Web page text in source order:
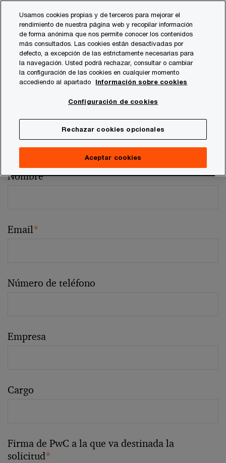
content
footer
Comentarios y sugerencias
Por favor, facilítenos los siguientes datos
Los campos marcados con un asterisco son obligatorios (
Persona de contacto:Francisco Marín
Nombre*
Email*
Número de teléfono
Empresa
Cargo
Firma de PwC a la que va destinada la
solicitud*
Usamos cookies propias y de terceros para mejorar el
rendimiento de nuestra página web y recopilar información
de forma anónima que nos permite conocer los contenidos
más consultados. Las cookies están desactivadas por
defecto, a excepción de las estrictamente necesarias para
la navegación. Usted podrá rechazar, consultar o cambiar
la configuración de las cookies en cualquier momento
accediendo al apartado
Información sobre cookies
Configuración de cookies
Rechazar cookies opcionales
Aceptar cookies